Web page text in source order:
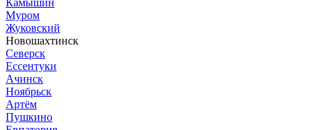
Камышин
Муром
Жуковский
Новошахтинск
Северск
Ессентуки
Ачинск
Ноябрьск
Артём
Пушкино